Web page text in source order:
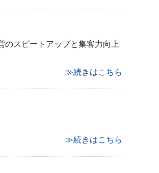
のスピートアップと集客力向上
≫続きはこちら
≫続きはこちら